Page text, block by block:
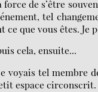
de s’être
tel
ce que vous êtes. Je
cela, ensuite...
voyais tel membre
espace circonscrit.